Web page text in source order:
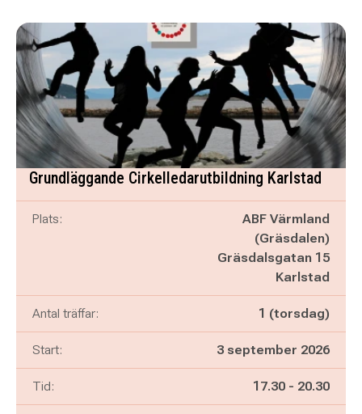
Grundläggande Cirkelledarutbildning Karlstad
Plats:
ABF Värmland
(Gräsdalen)
Gräsdalsgatan 15
Karlstad
Antal träffar: 1 (torsdag)
Start: 3 september 2026
Tid: Pågår mellan
17.30 - och
20.30